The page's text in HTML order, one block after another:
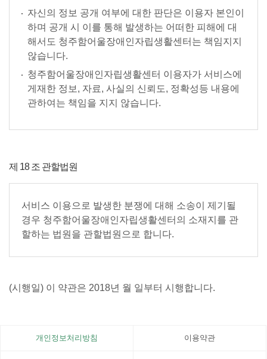
자신의 정보 공개 여부에 대한 판단은 이용자 본인이
하며 공개 시 이를 통해 발생하는 어떠한 피해에 대
해서도 청주함어울장애인자립생활센터는 책임지지
않습니다.
청주함어울장애인자립생활센터 이용자가 서비스에
게재한 정보, 자료, 사실의 신뢰도, 정확성등 내용에
관하여는 책임을 지지 않습니다.
제 18 조 관할법원
서비스 이용으로 발생한 분쟁에 대해 소송이 제기될
경우 청주함어울장애인자립생활센터의 소재지를 관
할하는 법원을 관할법원으로 합니다.
(시행일) 이 약관은 2018년 월 일부터 시행합니다.
개인정보처리방침 이용약관